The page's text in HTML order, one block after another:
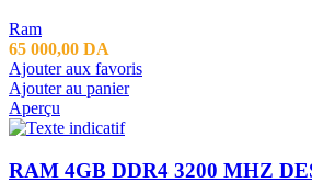
Ram
65 000,00 DA
Ajouter aux favoris
Ajouter au panier
Aperçu
RAM 4GB DDR4 3200 MHZ